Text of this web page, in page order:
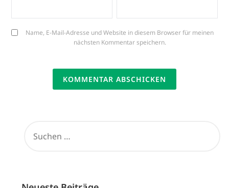
Name, E-Mail-Adresse und Website in diesem Browser für meinen
nächsten Kommentar speichern.
NACH: